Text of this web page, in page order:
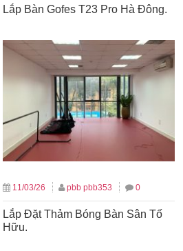
Lắp Bàn Gofes T23 Pro Hà Đông.
11/03/26 pbb pbb353 0
Lắp Đặt Thảm Bóng Bàn Sân Tố
Hữu.